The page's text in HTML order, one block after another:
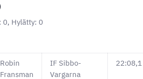
0, Hylätty: 0
Robin
Fransman
IF Sibbo-
Vargarna
22:08,1